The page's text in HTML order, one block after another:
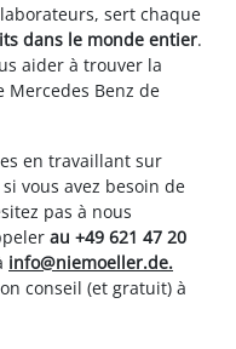
sert chaque
dans le monde entier.
aider à trouver la
Mercedes Benz de
en travaillant sur
vous avez besoin de
pas à nous
au +49 621 47 20
info@niemoeller.de.
conseil (et gratuit) à